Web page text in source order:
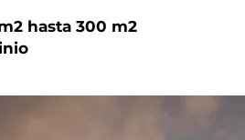
hasta 300 m2